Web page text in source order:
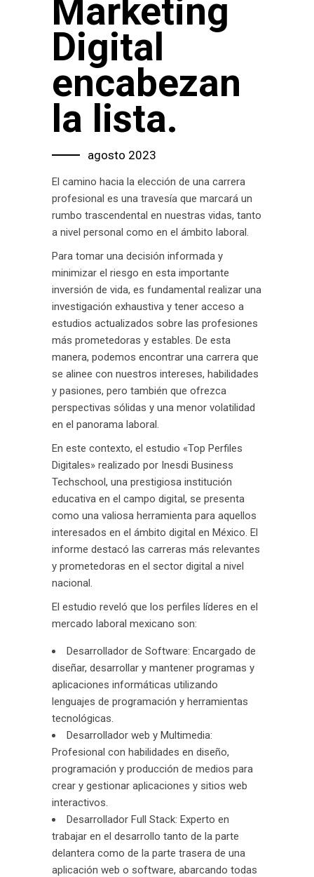
Marketing
Digital
encabezan
la lista.
agosto 2023
El camino hacia la elección de una carrera
profesional es una travesía que marcará un
rumbo trascendental en nuestras vidas, tanto
a nivel personal como en el ámbito laboral.
Para tomar una decisión informada y
minimizar el riesgo en esta importante
inversión de vida, es fundamental realizar una
investigación exhaustiva y tener acceso a
estudios actualizados sobre las profesiones
más prometedoras y estables. De esta
manera, podemos encontrar una carrera que
se alinee con nuestros intereses, habilidades
y pasiones, pero también que ofrezca
perspectivas sólidas y una menor volatilidad
en el panorama laboral.
En este contexto, el estudio «Top Perfiles
Digitales» realizado por Inesdi Business
Techschool, una prestigiosa institución
educativa en el campo digital, se presenta
como una valiosa herramienta para aquellos
interesados en el ámbito digital en México. El
informe destacó las carreras más relevantes
y prometedoras en el sector digital a nivel
nacional.
El estudio reveló que los perfiles líderes en el
mercado laboral mexicano son:
Desarrollador de Software: Encargado de
diseñar, desarrollar y mantener programas y
aplicaciones informáticas utilizando
lenguajes de programación y herramientas
tecnológicas.
Desarrollador web y Multimedia:
Profesional con habilidades en diseño,
programación y producción de medios para
crear y gestionar aplicaciones y sitios web
interactivos.
Desarrollador Full Stack: Experto en
trabajar en el desarrollo tanto de la parte
delantera como de la parte trasera de una
aplicación web o software, abarcando todas